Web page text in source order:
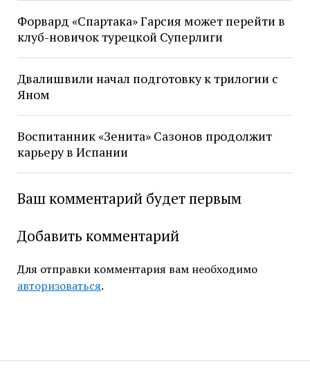
Форвард «Спартака» Гарсия может перейти в
клуб-новичок турецкой Суперлиги
Двалишвили начал подготовку к трилогии с
Яном
Воспитанник «Зенита» Сазонов продолжит
карьеру в Испании
Ваш комментарий будет первым
Добавить комментарий
Для отправки комментария вам необходимо
авторизоваться.